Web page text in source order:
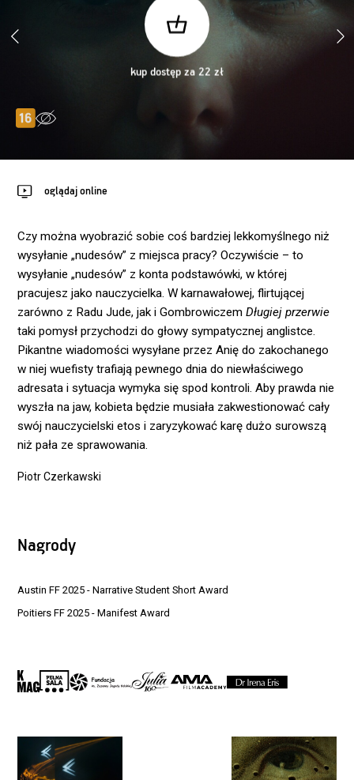
kup dostęp za 22 zł
oglądaj online
Czy można wyobrazić sobie coś bardziej lekkomyślnego niż
wysyłanie „nudesów” z miejsca pracy? Oczywiście – to
wysyłanie „nudesów” z konta podstawówki, w której
pracujesz jako nauczycielka. W karnawałowej, flirtującej
zarówno z Radu Jude, jak i GombrowiczemDługiej przerwie
taki pomysł przychodzi do głowy sympatycznej anglistce.
Pikantne wiadomości wysyłane przez Anię do zakochanego
w niej wuefisty trafiają pewnego dnia do niewłaściwego
adresata i sytuacja wymyka się spod kontroli. Aby prawda nie
wyszła na jaw, kobieta będzie musiała zakwestionować cały
swój nauczycielski etos i zaryzykować karę dużo surowszą
niż pała ze sprawowania.
Piotr Czerkawski
Nagrody
Austin FF 2025 - Narrative Student Short Award
Poitiers FF 2025 - Manifest Award